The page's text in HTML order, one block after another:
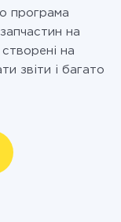
програма
на
на
звіти і багато